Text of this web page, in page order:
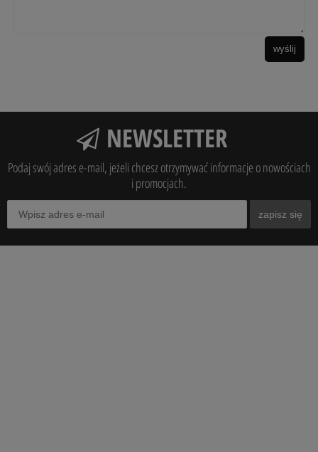
wyślij
NEWSLETTER
Podaj swój adres e-mail, jeżeli chcesz otrzymywać informacje o nowościach
i promocjach.
zapisz się